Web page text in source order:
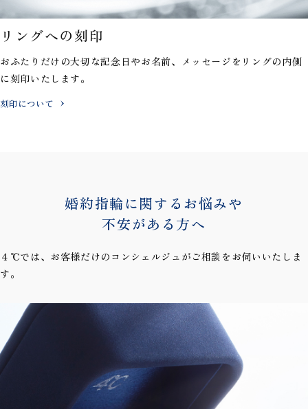
リングへの刻印
おふたりだけの大切な記念日やお名前、メッセージを リングの内側
に刻印いたします。
刻印について
婚約指輪に関するお悩みや
不安がある方へ
４℃では、お客様だけのコンシェルジュがご相談をお伺いいたしま
す。